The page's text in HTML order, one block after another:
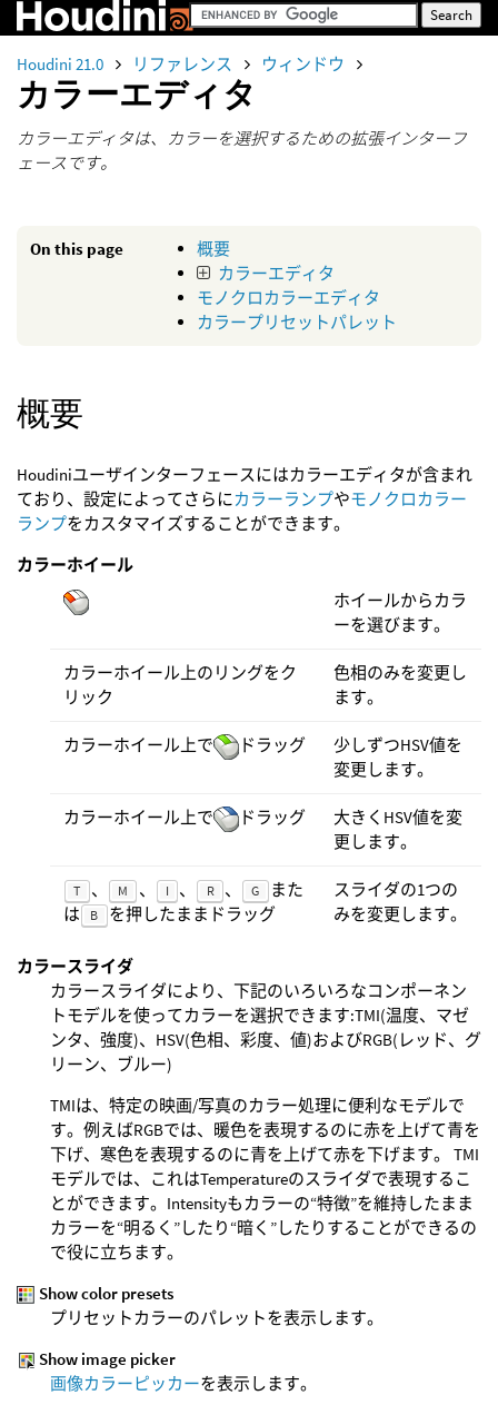
Houdini 21.0 リファレンス ウィンドウ
カラーエディタ
カラーエディタは、カラーを選択するための拡張インターフ
ェースです。
On this page
概要
カラーエディタ
モノクロカラーエディタ
カラープリセットパレット
概要
Houdiniユーザインターフェースにはカラーエディタが含まれ
ており、設定によってさらにカラーランプやモノクロカラー
ランプをカスタマイズすることができます。
カラーホイール
ホイールからカラ
ーを選びます。
カラーホイール上のリングをク
リック
色相のみを変更し
ます。
カラーホイール上で ドラッグ
少しずつHSV値を
変更します。
カラーホイール上で ドラッグ
大きくHSV値を変
更します。
T 、 M 、 I 、 R 、 G
また
は
B を押したままドラッグ
スライダの1つの
みを変更します。
カラースライダ
カラースライダにより、下記のいろいろなコンポーネン
トモデルを使ってカラーを選択できます:TMI(温度、マゼ
ンタ、強度)、HSV(色相、彩度、値)およびRGB(レッド、グ
リーン、ブルー)
TMIは、特定の映画/写真のカラー処理に便利なモデルで
す。例えばRGBでは、暖色を表現するのに赤を上げて青を
下げ、寒色を表現するのに青を上げて赤を下げます。 TMI
モデルでは、これはTemperatureのスライダで表現するこ
とができます。Intensityもカラーの“特徴”を維持したまま
カラーを“明るく”したり“暗く”したりすることができるの
で役に立ちます。
Show color presets
プリセットカラーのパレットを表示します。
Show image picker
画像カラーピッカーを表示します。